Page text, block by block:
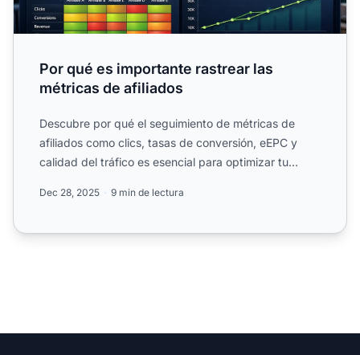
Por qué es importante rastrear las
métricas de afiliados
Descubre por qué el seguimiento de métricas de
afiliados como clics, tasas de conversión, eEPC y
calidad del tráfico es esencial para optimizar tu
Dec 28, 2025 9 min de lectura